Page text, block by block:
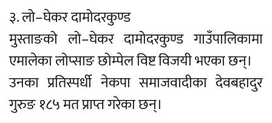
३. लो–घेकर दामोदरकुण्ड
मुस्ताङको लो–घेकर दामोदरकुण्ड गाउँपालिकामा
एमालेका लोप्साङ छोम्पेल विष्ट विजयी भएका छन्।
उनका प्रतिस्पर्धी नेकपा समाजवादीका देवबहादुर
गुरुङ १८५ मत प्राप्त गरेका छन्।